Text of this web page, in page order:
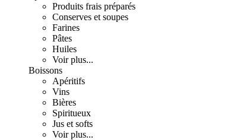
Produits frais préparés
Conserves et soupes
Farines
Pâtes
Huiles
Voir plus...
Boissons
Apéritifs
Vins
Bières
Spiritueux
Jus et softs
Voir plus...